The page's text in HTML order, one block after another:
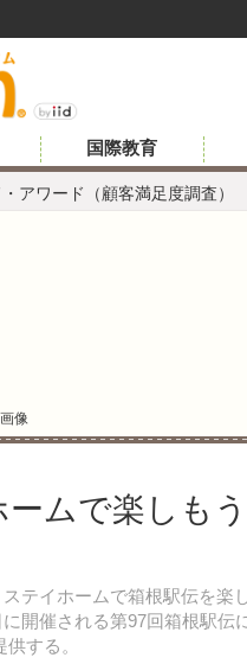
アワード（顧客満足度調査）
国際教育
像
ームで楽しも
テイホームで箱根駅伝を楽
開催される第97回箱根駅
する。